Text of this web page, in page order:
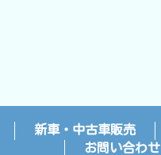
新車・中古車販売
お問い合わせ